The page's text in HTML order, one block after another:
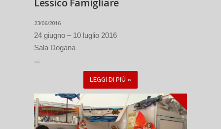
Lessico Famigliare
23/06/2016
24 giugno – 10 luglio 2016
Sala Dogana
...
LEGGI DI PIÙ »